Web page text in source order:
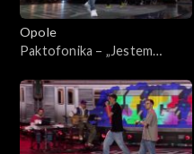
Opole
Paktofonika – „Jestem
„Hip-hop. Jedno podwórko”